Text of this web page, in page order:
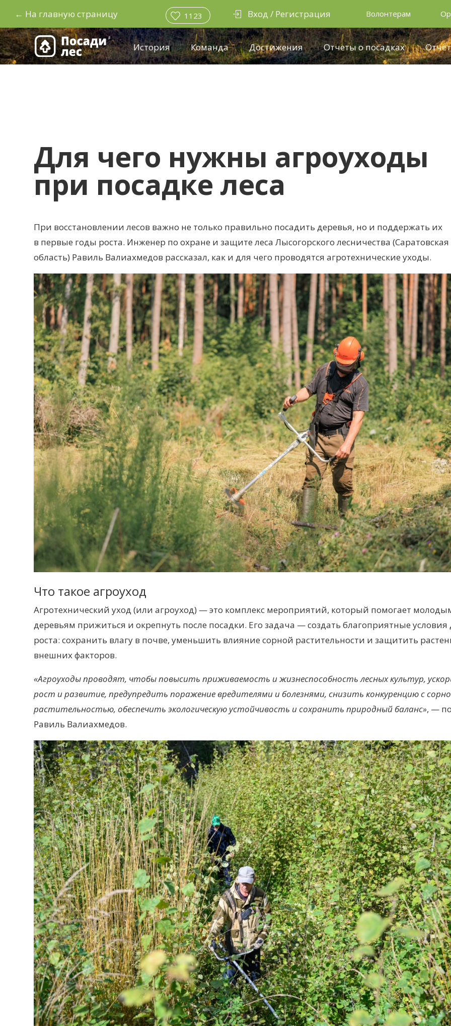
← На главную страницу 1123 Вход / Регистрация Волонтерам
История Команда Достижения Отчеты о посадках
Для чего нужны агроуходы
при посадке леса
При восстановлении лесов важно не только правильно посадить деревья, но и поддержать их
в первые годы роста. Инженер по охране и защите леса Лысогорского лесничества (Саратовская
область) Равиль Валиахмедов рассказал, как и для чего проводятся агротехнические уходы.
Что такое агроуход
Агротехнический уход (или агроуход) — это комплекс мероприятий, который помогает
деревьям прижиться и окрепнуть после посадки. Его задача — создать благоприятные условия
роста: сохранить влагу в почве, уменьшить влияние сорной растительности и защитить
внешних факторов.
«Агроуходы проводят, чтобы повысить приживаемость и жизнеспособностьлесных культур,
рост и развитие, предупредить поражение вредителями и болезнями, снизить конкуренцию с
растительностью, обеспечить экологическую устойчивость и сохранить природный баланс», —
Равиль Валиахмедов.